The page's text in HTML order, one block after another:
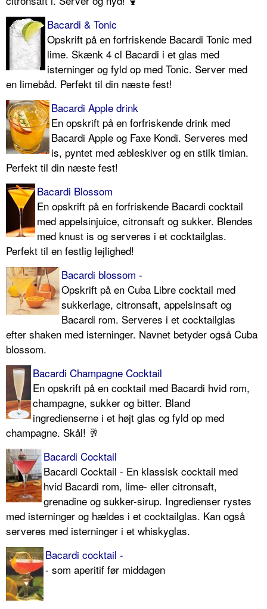
Bacardi & Tonic
Opskrift på en forfriskende Bacardi Tonic med
lime. Skænk 4 cl Bacardi i et glas med
isterninger og fyld op med Tonic. Server med
en limebåd. Perfekt til din næste fest!
Bacardi Apple drink
En opskrift på en forfriskende drink med
Bacardi Apple og Faxe Kondi. Serveres med
is, pyntet med æbleskiver og en stilk timian.
Perfekt til din næste fest!
Bacardi Blossom
En opskrift på en forfriskende Bacardi cocktail
med appelsinjuice, citronsaft og sukker. Blendes
med knust is og serveres i et cocktailglas.
Perfekt til en festlig lejlighed!
Bacardi blossom -
Opskrift på en Cuba Libre cocktail med
sukkerlage, citronsaft, appelsinsaft og
Bacardi rom. Serveres i et cocktailglas
efter shaken med isterninger. Navnet betyder også Cuba
blossom.
Bacardi Champagne Cocktail
En opskrift på en cocktail med Bacardi hvid rom,
champagne, sukker og bitter. Bland
ingredienserne i et højt glas og fyld op med
champagne. Skål! 🥂
Bacardi Cocktail
Bacardi Cocktail - En klassisk cocktail med
hvid Bacardi rom, lime- eller citronsaft,
grenadine og sukker-sirup. Ingredienser rystes
med isterninger og hældes i et cocktailglas. Kan også
serveres med isterninger i et whiskyglas.
Bacardi cocktail -
- som aperitif før middagen